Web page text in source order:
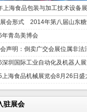
年青岛美博会
驻展会